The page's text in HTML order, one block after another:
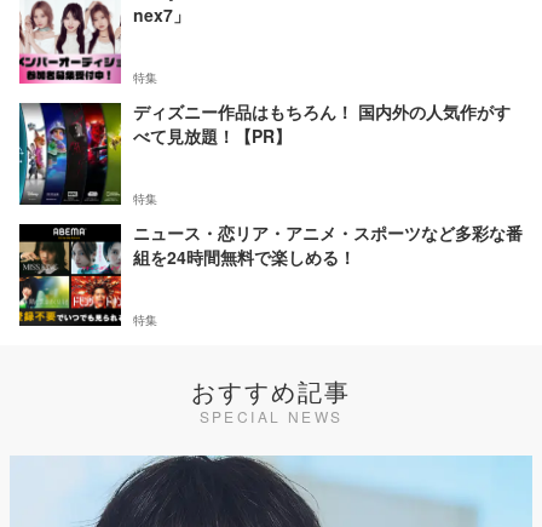
nex7」
特集
ディズニー作品はもちろん！ 国内外の人気作がす
べて見放題！【PR】
特集
ニュース・恋リア・アニメ・スポーツなど多彩な番
組を24時間無料で楽しめる！
特集
おすすめ記事
SPECIAL NEWS